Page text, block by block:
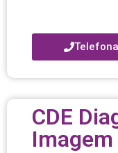
CDE
Imagem